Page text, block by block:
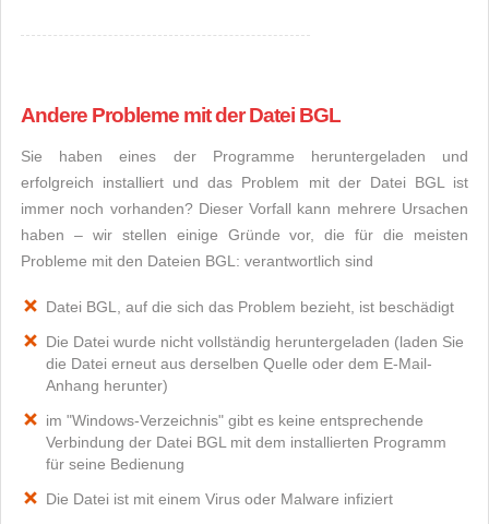
Andere Probleme mit der Datei BGL
Sie haben eines der Programme heruntergeladen und
erfolgreich installiert und das Problem mit der Datei BGL ist
immer noch vorhanden? Dieser Vorfall kann mehrere Ursachen
haben – wir stellen einige Gründe vor, die für die meisten
Probleme mit den Dateien BGL: verantwortlich sind
Datei BGL, auf die sich das Problem bezieht, ist beschädigt
Die Datei wurde nicht vollständig heruntergeladen (laden Sie
die Datei erneut aus derselben Quelle oder dem E-Mail-
Anhang herunter)
im "Windows-Verzeichnis" gibt es keine entsprechende
Verbindung der Datei BGL mit dem installierten Programm
für seine Bedienung
Die Datei ist mit einem Virus oder Malware infiziert